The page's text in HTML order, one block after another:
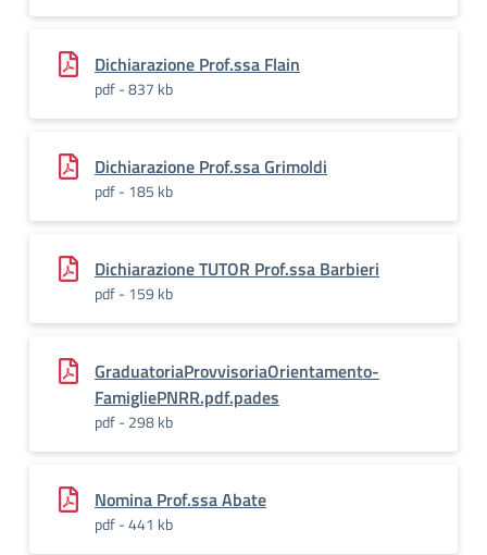
Dichiarazione Prof.ssa Flain
pdf - 837 kb
Dichiarazione Prof.ssa Grimoldi
pdf - 185 kb
Dichiarazione TUTOR Prof.ssa Barbieri
pdf - 159 kb
GraduatoriaProvvisoriaOrientamento-
FamigliePNRR.pdf.pades
pdf - 298 kb
Nomina Prof.ssa Abate
pdf - 441 kb